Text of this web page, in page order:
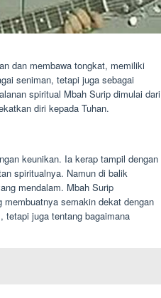
dan membawa tongkat, memiliki
seniman, tetapi juga sebagai
spiritual Mbah Surip dimulai dari
diri kepada Tuhan.
keunikan. Ia kerap tampil dengan
spiritualnya. Namun di balik
mendalam. Mbah Surip
semakin dekat dengan
tetapi juga tentang bagaimana